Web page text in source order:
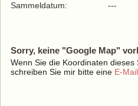
Sammeldatum:
---
Sorry, keine "Google Map"
Wenn Sie die Koordinaten dieses
schreiben Sie mir bitte eine E-Mail